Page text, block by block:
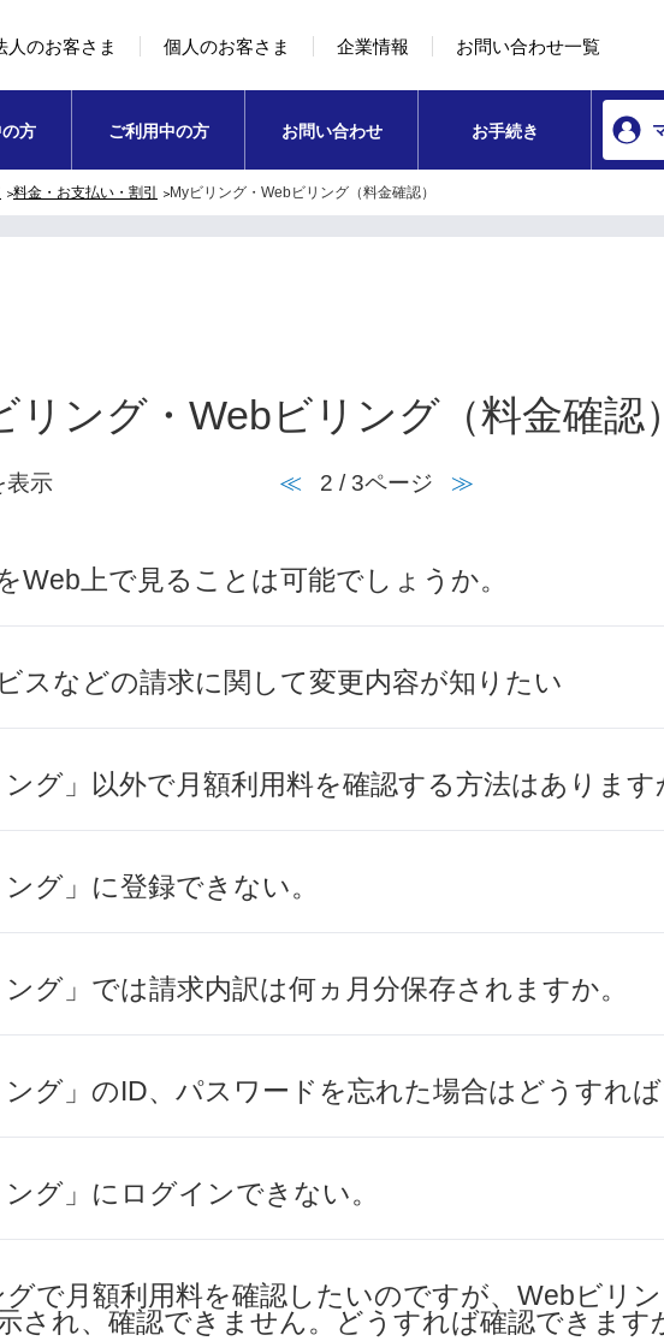
コンテンツのリンクナビゲーションへ移動
人のお客さま 個人のお客さま 企業情報 お問い合わせ一覧
方 ご利用中の方 お問い合わせ お手続き
料金・お支払い・割引 Myビリング・Webビリング（料金確認）
リング・Webビリング（料金確認
表示 ≪ 2 / 3ページ ≫
Web上で見ることは可能でしょうか。
スなどの請求に関して変更内容が知りたい
ング」以外で月額利用料を確認する方法はあります
ング」に登録できない。
ング」では請求内訳は何ヵ月分保存されますか。
ング」のID、パスワードを忘れた場合はどうすれ
ング」にログインできない。
グで月額利用料を確認したいのですが、Webビリ
され、確認できません。どうすれば確認できます